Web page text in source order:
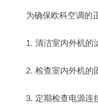
为确保欧科空调的
1. 清洁室内外机的
2. 检查室内外机的
3. 定期检查电源连